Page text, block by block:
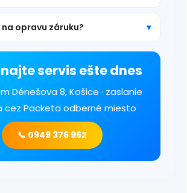
opravu záruku?
servis ešte dnes
Dénešova 8, Košice · zaslanie
cez Packeta odberné miesto
📞 0949 376 962